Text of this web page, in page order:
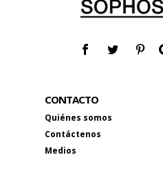
CONTACTO
Quiénes somos
Contáctenos
Medios